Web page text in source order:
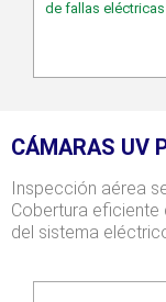
de fallas
CÁMARAS UV
Inspección aérea
Cobertura eficiente
del sistema